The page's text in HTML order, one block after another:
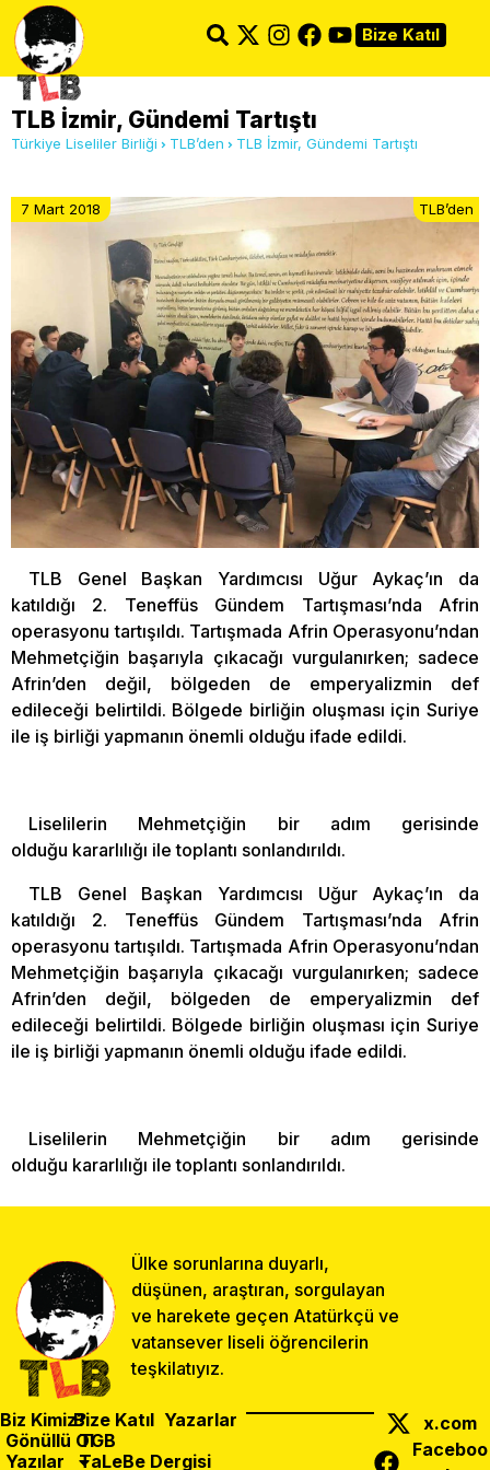
Bize Katıl
TLB İzmir, Gündemi Tartıştı
Türkiye Liseliler Birliği TLB’den TLB İzmir, Gündemi Tartıştı
7 Mart 2018 TLB’den
TLB Genel Başkan Yardımcısı Uğur Aykaç’ın da
katıldığı 2. Teneffüs Gündem Tartışması’nda Afrin
operasyonu tartışıldı. Tartışmada Afrin Operasyonu’ndan
Mehmetçiğin başarıyla çıkacağı vurgulanırken; sadece
Afrin’den değil, bölgeden de emperyalizmin def
edileceği belirtildi. Bölgede birliğin oluşması için Suriye
ile iş birliği yapmanın önemli olduğu ifade edildi.
Liselilerin Mehmetçiğin bir adım gerisinde
olduğu kararlılığı ile toplantı sonlandırıldı.
TLB Genel Başkan Yardımcısı Uğur Aykaç’ın da
katıldığı 2. Teneffüs Gündem Tartışması’nda Afrin
operasyonu tartışıldı. Tartışmada Afrin Operasyonu’ndan
Mehmetçiğin başarıyla çıkacağı vurgulanırken; sadece
Afrin’den değil, bölgeden de emperyalizmin def
edileceği belirtildi. Bölgede birliğin oluşması için Suriye
ile iş birliği yapmanın önemli olduğu ifade edildi.
Liselilerin Mehmetçiğin bir adım gerisinde
olduğu kararlılığı ile toplantı sonlandırıldı.
Ülke sorunlarına duyarlı,
düşünen, araştıran, sorgulayan
ve harekete geçen Atatürkçü ve
vatansever liseli öğrencilerin
teşkilatıyız.
Biz Kimiz?
Gönüllü Ol
Yazılar
Bize Katıl Yazarlar
TGB
TaLeBe Dergisi
x.com
Faceboo